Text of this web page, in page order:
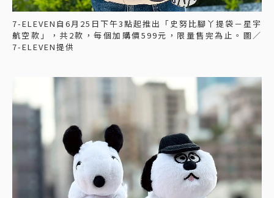
7-ELEVEN自6月25日下午3點起推出「史努比腳丫提袋－星宇
航空款」，共2款，每個加購價599元，限量售完為止。圖／
7-ELEVEN提供